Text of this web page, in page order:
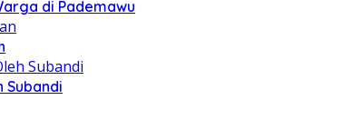
di Pademawu
Subandi